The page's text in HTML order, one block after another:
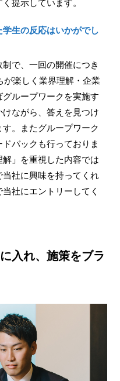
提示しています。
生の反応はいかがでし
で、一回の開催につき
が楽しく業界理解・企業
ループワークを実施す
ながら、答えを見つけ
。またグループワーク
バックも行っておりま
」を重視した内容では
社に興味を持ってくれ
社にエントリーしてく
入れ、施策をブラ